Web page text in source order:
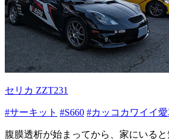
セリカ ZZT231
#サーキット #S660 #カッコカワイイ
腹膜透析が始まってから、家にいる